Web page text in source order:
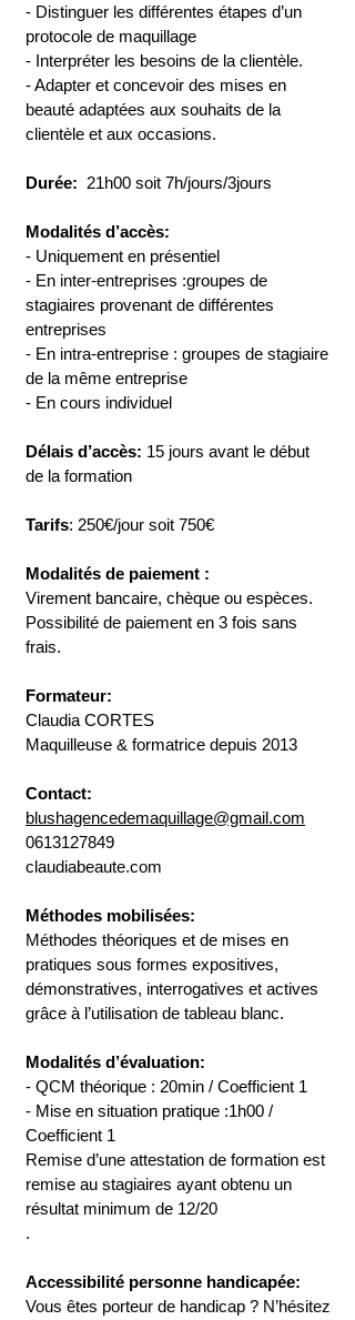
- Distinguer les différentes étapes d’un
protocole de maquillage
- Interpréter les besoins de la clientèle.
- Adapter et concevoir des mises en
beauté adaptées aux souhaits de la
clientèle et aux occasions.
Durée: 21h00 soit 7h/jours/3jours
Modalités d’accès:
- Uniquement en présentiel
- En inter-entreprises :groupes de
stagiaires provenant de différentes
entreprises
- En intra-entreprise : groupes de stagiaire
de la même entreprise
- En cours individuel
Délais d’accès: 15 jours avant le début
de la formation
Tarifs: 250€/jour soit 750€
Modalités de paiement :
Virement bancaire, chèque ou espèces.
Possibilité de paiement en 3 fois sans
frais.
Formateur:
Claudia CORTES
Maquilleuse & formatrice depuis 2013
Contact:
blushagencedemaquillage@gmail.com
0613127849
claudiabeaute.com
Méthodes mobilisées:
Méthodes théoriques et de mises en
pratiques sous formes expositives,
démonstratives, interrogatives et actives
grâce à l’utilisation de tableau blanc.
Modalités d’évaluation:
- QCM théorique : 20min / Coefficient 1
- Mise en situation pratique :1h00 /
Coefficient 1
Remise d’une attestation de formation est
remise au stagiaires ayant obtenu un
résultat minimum de 12/20
.
Accessibilité personne handicapée:
Vous êtes porteur de handicap ? N’hésitez